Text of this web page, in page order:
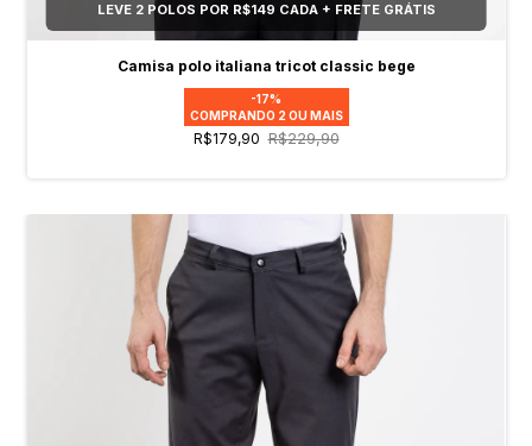
LEVE 2 POLOS POR R$149 CADA + FRETE GRÁTIS
Camisa polo italiana tricot classic bege
-17%
COMPRANDO 2 OU MAIS
R$179,90 R$229,90